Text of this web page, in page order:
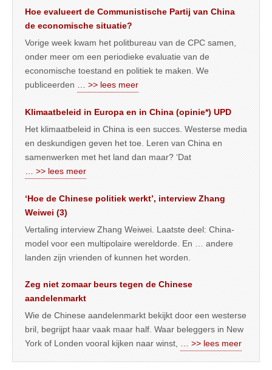
Hoe evalueert de Communistische Partij van China
de economische situatie?
Vorige week kwam het politbureau van de CPC samen,
onder meer om een periodieke evaluatie van de
economische toestand en politiek te maken. We
publiceerden
… >> lees meer
Klimaatbeleid in Europa en in China (opinie*) UPD
Het klimaatbeleid in China is een succes. Westerse media
en deskundigen geven het toe. Leren van China en
samenwerken met het land dan maar? ‘Dat
… >> lees meer
‘Hoe de Chinese politiek werkt’, interview Zhang
Weiwei (3)
Vertaling interview Zhang Weiwei. Laatste deel: China-
model voor een multipolaire wereldorde. En … andere
landen zijn vrienden of kunnen het worden.
Zeg niet zomaar beurs tegen de Chinese
aandelenmarkt
Wie de Chinese aandelenmarkt bekijkt door een westerse
bril, begrijpt haar vaak maar half. Waar beleggers in New
York of Londen vooral kijken naar winst,
… >> lees meer